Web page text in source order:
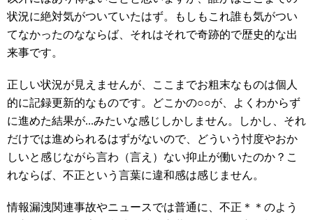
状況に絶対気がついていたはず。もしもこれ誰も気がつい
てなかったのなならば、それはそれで奇跡的で歴史的な出
来事です。
正しい状況が見えませんが、ここまでお粗末なものは個人
的に記録更新的なものです。どこかの○○が、よくわからず
に進めた結果が...みたいな感じしかしません。しかし、それ
だけでは進められるはずがないので、どういう忖度やおか
しいと感じながら言わ（言え）ない抑止が働いたのか？こ
れならば、不正という言葉に違和感は感じません。
情報漏洩関連事故やニュースでは普通に、不正＊＊のよう